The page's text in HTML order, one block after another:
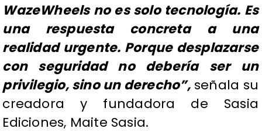
WazeWheels no es solo tecnología. Es
una respuesta concreta a una
realidad urgente. Porque desplazarse
con seguridad no debería ser un
privilegio, sino un derecho”,señala su
creadora y fundadora de Sasia
Ediciones, Maite Sasia.